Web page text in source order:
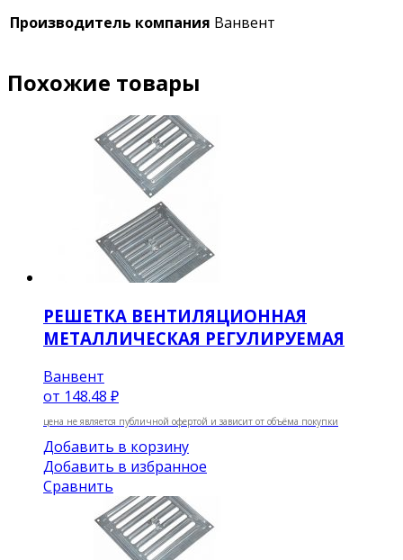
Производитель компания Ванвент
Похожие товары
РЕШЕТКА ВЕНТИЛЯЦИОННАЯ
МЕТАЛЛИЧЕСКАЯ РЕГУЛИРУЕМАЯ
Ванвент
от 148.48 ₽
цена не является публичной офертой и зависит от объёма покупки
Добавить в корзину
Добавить в избранное
Сравнить